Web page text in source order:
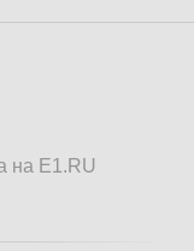
на E1.RU